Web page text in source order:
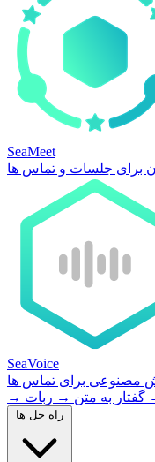
SeaMeet
برای جلسات و تماس ها
SeaVoice
مصنوعی برای تماس ها
→
گفتار به متن →